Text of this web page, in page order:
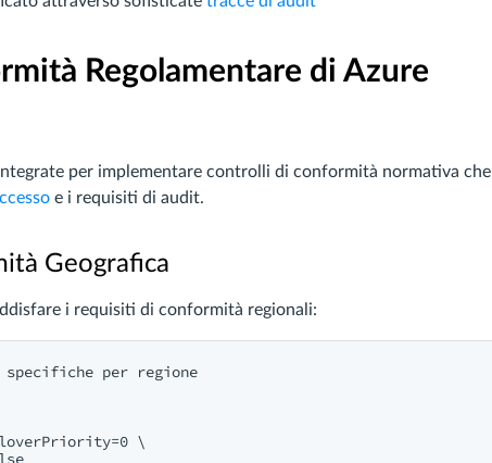
Regolamentare di Azure
per implementare controlli di conformità normativa che
e i requisiti di audit.
Geografica
i requisiti di conformità regionali:
per regione
\